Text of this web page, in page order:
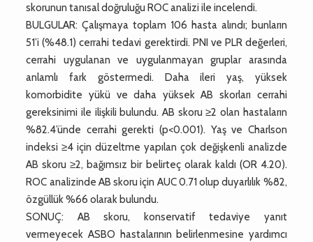
skorunun tanısal doğruluğu ROC analizi ile incelendi.
BULGULAR: Çalışmaya toplam 106 hasta alındı; bunların
51’i (%48.1) cerrahi tedavi gerektirdi. PNI ve PLR değerleri,
cerrahi uygulanan ve uygulanmayan gruplar arasında
anlamlı fark göstermedi. Daha ileri yaş, yüksek
komorbidite yükü ve daha yüksek AB skorları cerrahi
gereksinimi ile ilişkili bulundu. AB skoru ≥2 olan hastaların
%82.4’ünde cerrahi gerekti (p<0.001). Yaş ve Charlson
indeksi ≥4 için düzeltme yapılan çok değişkenli analizde
AB skoru ≥2, bağımsız bir belirteç olarak kaldı (OR 4.20).
ROC analizinde AB skoru için AUC 0.71 olup duyarlılık %82,
özgüllük %66 olarak bulundu.
SONUÇ: AB skoru, konservatif tedaviye yanıt
vermeyecek ASBO hastalarının belirlenmesine yardımcı